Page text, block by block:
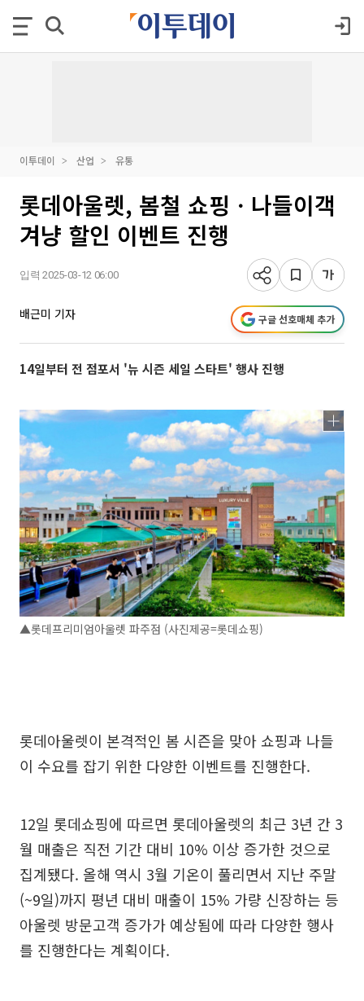
이투데이 산업 유통
롯데아울렛, 봄철 쇼핑ㆍ나들이객
겨냥 할인 이벤트 진행
입력 2025-03-12 06:00
배근미 기자 구글 선호매체 추가
14일부터 전 점포서 '뉴 시즌 세일 스타트' 행사 진행
▲롯데프리미엄아울렛 파주점 (사진제공=롯데쇼핑)
롯데아울렛이 본격적인 봄 시즌을 맞아 쇼핑과 나들
이 수요를 잡기 위한 다양한 이벤트를 진행한다.
12일 롯데쇼핑에 따르면 롯데아울렛의 최근 3년 간 3
월 매출은 직전 기간 대비 10% 이상 증가한 것으로
집계됐다. 올해 역시 3월 기온이 풀리면서 지난 주말
(~9일)까지 평년 대비 매출이 15% 가량 신장하는 등
아울렛 방문고객 증가가 예상됨에 따라 다양한 행사
를 진행한다는 계획이다.